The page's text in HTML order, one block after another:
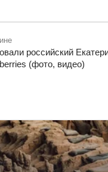
российский
(фото, видео)